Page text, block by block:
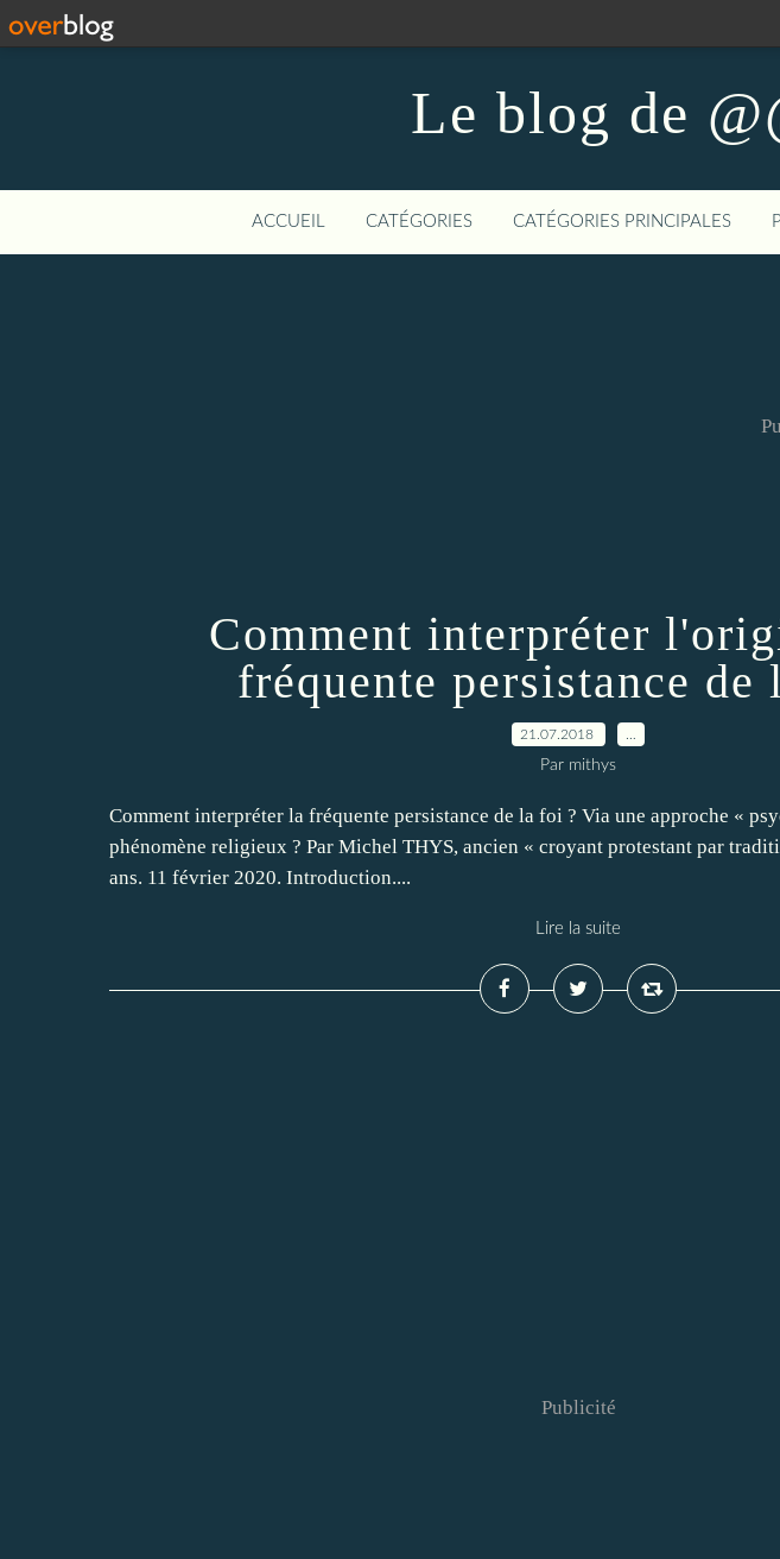
Le blog de
ACCUEIL CATÉGORIES CATÉGORIES PRINCIPALES
Comment interpréter
fréquente persistance de
21.07.2018
Par mithys
Comment interpréter la fréquente persistance de la foi ? Via une approche «
phénomène religieux ? Par Michel THYS, ancien « croyant protestant par
ans. 11 février 2020. Introduction....
Lire la suite
Publicité